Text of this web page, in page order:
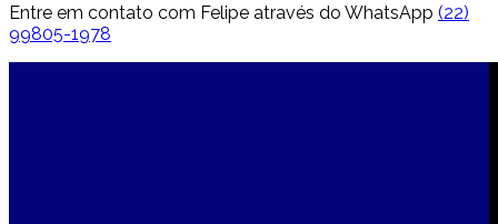
Entre em contato com Felipe através do WhatsApp (22)
99805-1978